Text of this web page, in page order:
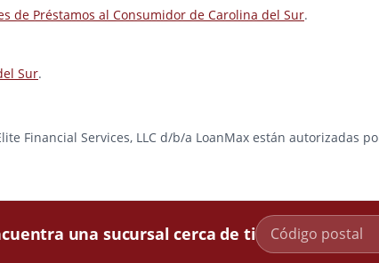
de Préstamos al Consumidor de Carolina del Sur.
Sur.
Financial Services, LLC d/b/a LoanMax están autorizadas
una sucursal cerca de ti